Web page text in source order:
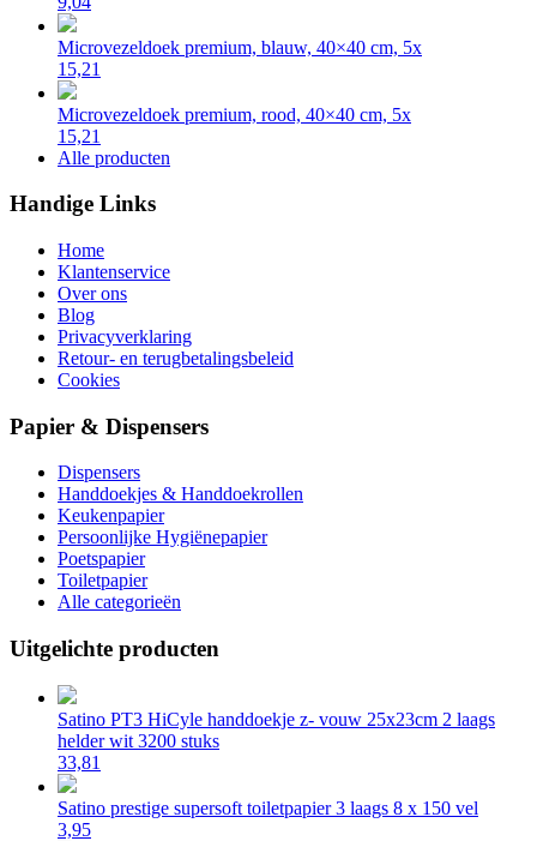
Microvezeldoek premium, blauw, 40×40 cm, 5x
15,21
Microvezeldoek premium, rood, 40×40 cm, 5x
15,21
Alle producten
Handige Links
Home
Klantenservice
Over ons
Blog
Privacyverklaring
Retour- en terugbetalingsbeleid
Cookies
Papier & Dispensers
Dispensers
Handdoekjes & Handdoekrollen
Keukenpapier
Persoonlijke Hygiënepapier
Poetspapier
Toiletpapier
Alle categorieën
Uitgelichte producten
Satino PT3 HiCyle handdoekje z- vouw 25x23cm 2 laags
helder wit 3200 stuks
33,81
Satino prestige supersoft toiletpapier 3 laags 8 x 150 vel
3,95